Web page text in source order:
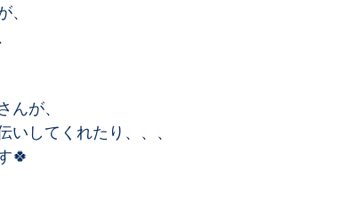
が、﻿
してくれたり、、、﻿
🍀﻿